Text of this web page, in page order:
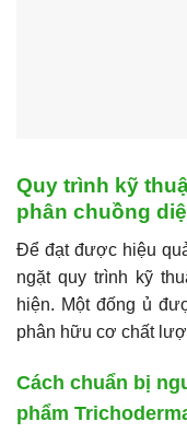
Quy trình kỹ
phân chuồng
Để đạt được hiệu
ngặt quy trình kỹ
hiện. Một đống ủ
phân hữu cơ chất
Cách chuẩn bị
phẩm